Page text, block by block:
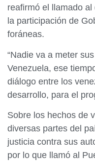
reafirmó el llamado
la participación de
foráneas.
“Nadie va a meter
Venezuela, ese
diálogo entre los
desarrollo, para el
Sobre los hechos de
diversas partes del
justicia contra sus
por lo que llamó al